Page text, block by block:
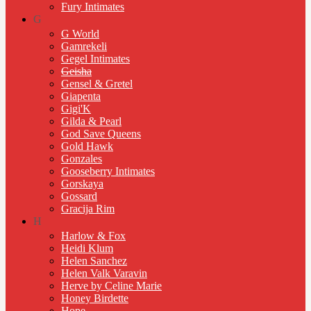
Fury Intimates
G
G World
Gamrekeli
Gegel Intimates
Geisha
Gensel & Gretel
Giapenta
Gigi'K
Gilda & Pearl
God Save Queens
Gold Hawk
Gonzales
Gooseberry Intimates
Gorskaya
Gossard
Gracija Rim
H
Harlow & Fox
Heidi Klum
Helen Sanchez
Helen Valk Varavin
Herve by Celine Marie
Honey Birdette